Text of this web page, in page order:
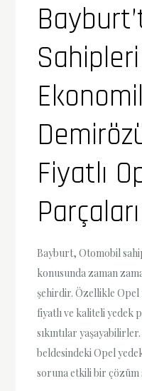
Fiyatlı
Parçaları
Bayburt, Otomobil
konusunda zaman
şehirdir. Özellikle
fiyatlı ve kaliteli yedek
sıkıntılar
beldesindeki Opel
soruna etkili bir çözüm